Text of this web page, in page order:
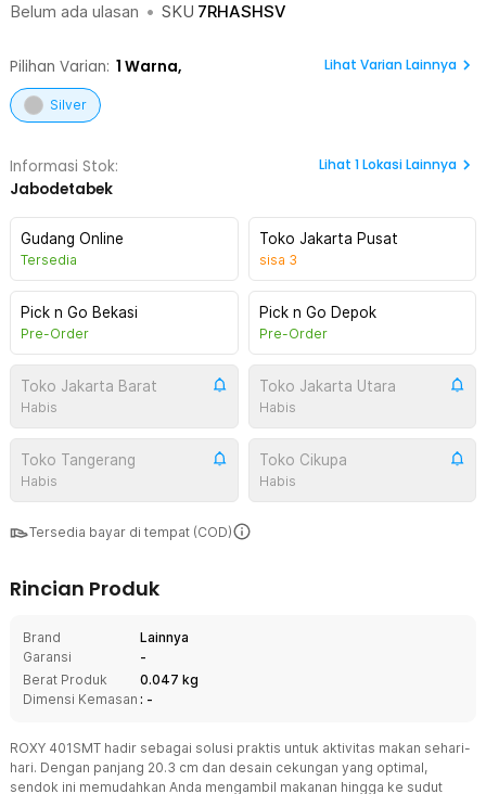
Belum ada ulasan • SKU 7RHASHSV
Pilihan Varian: 1 Warna, Lihat Varian Lainnya
Silver
Informasi Stok:
Jabodetabek
Lihat 1Lokasi Lainnya
Gudang Online
Tersedia
Toko Jakarta Pusat
sisa 3
Pick n Go Bekasi
Pre-Order
Pick n Go Depok
Pre-Order
Toko Jakarta Barat
Habis
Toko Jakarta Utara
Habis
Toko Tangerang
Habis
Toko Cikupa
Habis
Tersedia bayar di tempat (COD)
Rincian Produk
Brand
Lainnya
Garansi
-
Berat Produk
0.047 kg
Dimensi Kemasan : -
ROXY 401SMT hadir sebagai solusi praktis untuk aktivitas makan sehari-
hari. Dengan panjang 20.3 cm dan desain cekungan yang optimal,
sendok ini memudahkan Anda mengambil makanan hingga ke sudut